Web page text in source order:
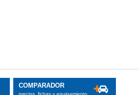
COMPARADOR